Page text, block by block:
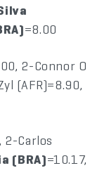
=8.00
2-Connor O
(AFR)=8.90,
2-Carlos
(BRA)=10.17,